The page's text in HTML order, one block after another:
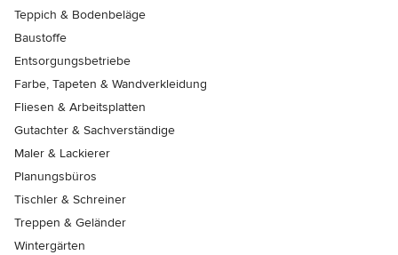
Teppich & Bodenbeläge
Baustoffe
Entsorgungsbetriebe
Farbe, Tapeten & Wandverkleidung
Fliesen & Arbeitsplatten
Gutachter & Sachverständige
Maler & Lackierer
Planungsbüros
Tischler & Schreiner
Treppen & Geländer
Wintergärten